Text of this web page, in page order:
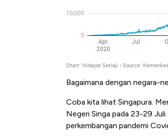
Bagaimana dengan negara-
Coba kita lihat Singapura.
Negeri Singa pada 23-29
perkembangan pandemi